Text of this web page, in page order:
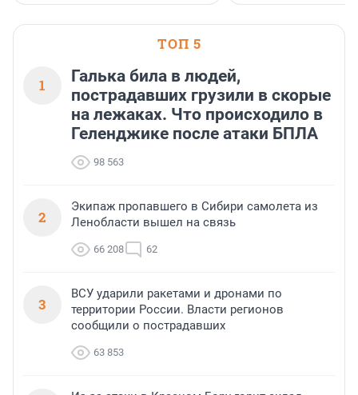
ТОП 5
1
Галька била в людей,
пострадавших грузили в скорые
на лежаках. Что происходило в
Геленджике после атаки БПЛА
98 563
2
Экипаж пропавшего в Сибири самолета из
Ленобласти вышел на связь
66 208 62
3
ВСУ ударили ракетами и дронами по
территории России. Власти регионов
сообщили о пострадавших
63 853